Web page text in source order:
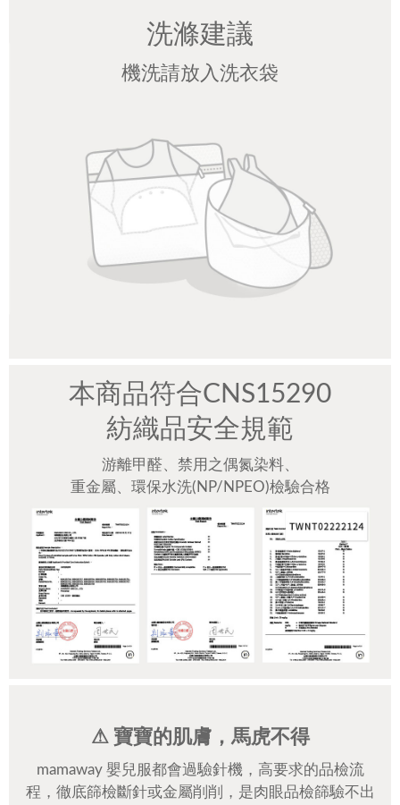
洗滌建議
機洗請放入洗衣袋
本商品符合CNS15290
紡織品安全規範
游離甲醛、禁用之偶氮染料、
重金屬、環保水洗(NP/NPEO)檢驗合格
⚠ 寶寶的肌膚，馬虎不得
mamaway 嬰兒服都會過驗針機，高要求的品檢流
程，徹底篩檢斷針或金屬削削，是肉眼品檢篩驗不出